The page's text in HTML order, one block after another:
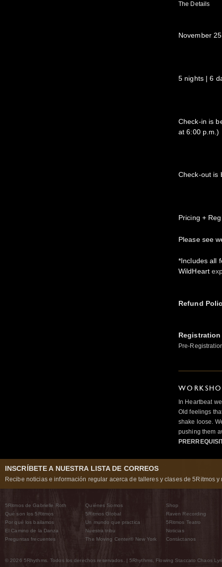
The Details
November
5 nights | 6
Check-in is
at 6:00 p.m.)
Check-out is
Pricing +
Please see
*Includes all
WildHeart
Refund
Pre-
In Heartbeat
Old feelings
shake loose.
pushing them
INSCRÍBETE A NUESTRA LISTA DE CORREOS
Recibe noticias e información regular acerca de talleres y clases de 5Ritmos y
5Ritmos de Gabrielle Roth
Qué son los 5Ritmos
Por qué los bailamos
El Camino de la Danza
Preguntas frecuentes
Quiénes Somos
5Ritmos Global
Un mundo que practica
Nuestra tribu
The Moving Center® New York
Shop
Raven Recording
5Ritmos Teatro
Noticias
Contáctanos
© 2026 5Rhythms. Todos los derechos reservados. | 5Rhythms, Flowing Staccato Chaos